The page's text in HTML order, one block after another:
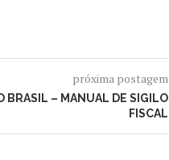
próxima postagem
BRASIL – MANUAL DE SIGILO
FISCAL